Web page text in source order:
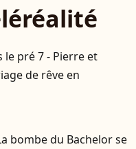
le pré 7 - Pierre et
de rêve en
bombe du Bachelor se